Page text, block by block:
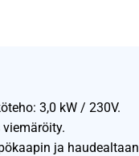
3,0 kW / 230V.
ja